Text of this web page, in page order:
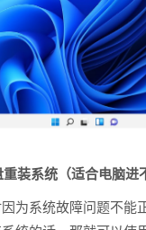
装系统（适合电脑进
为系统故障问题不能